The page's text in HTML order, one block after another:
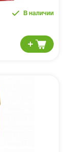
В наличии